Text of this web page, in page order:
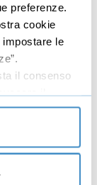
preferenze.
cookie
le
il consenso
il
e
al corretto
digitali 02:50
13:33
01:48